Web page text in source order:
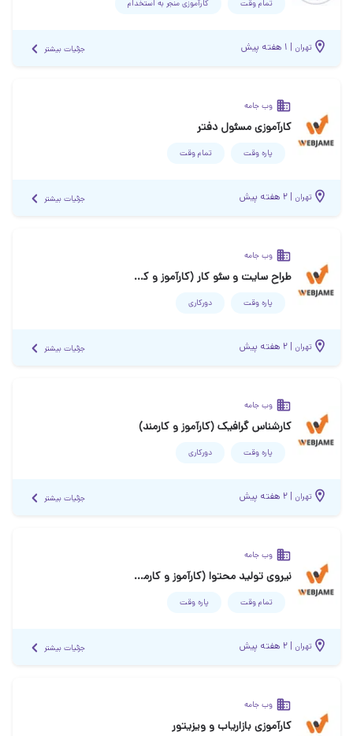
تمام وقت کارآموزی منجر ‌به استخدام
تهران | ۱ هفته پیش جزئیات بیشتر
وب جامه
کارآموزی مسئول دفتر
پاره وقت تمام وقت
تهران | ۲ هفته پیش جزئیات بیشتر
وب جامه
طراح سایت و سئو کار (کارآموز و کارمند)
پاره وقت دورکاری
تهران | ۲ هفته پیش جزئیات بیشتر
وب جامه
کارشناس گرافیک (کارآموز و کارمند)
پاره وقت دورکاری
تهران | ۲ هفته پیش جزئیات بیشتر
وب جامه
نیروی تولید محتوا (کارآموز و کارمند)
تمام وقت پاره وقت
تهران | ۲ هفته پیش جزئیات بیشتر
وب جامه
کارآموزی بازاریاب و ویزیتور